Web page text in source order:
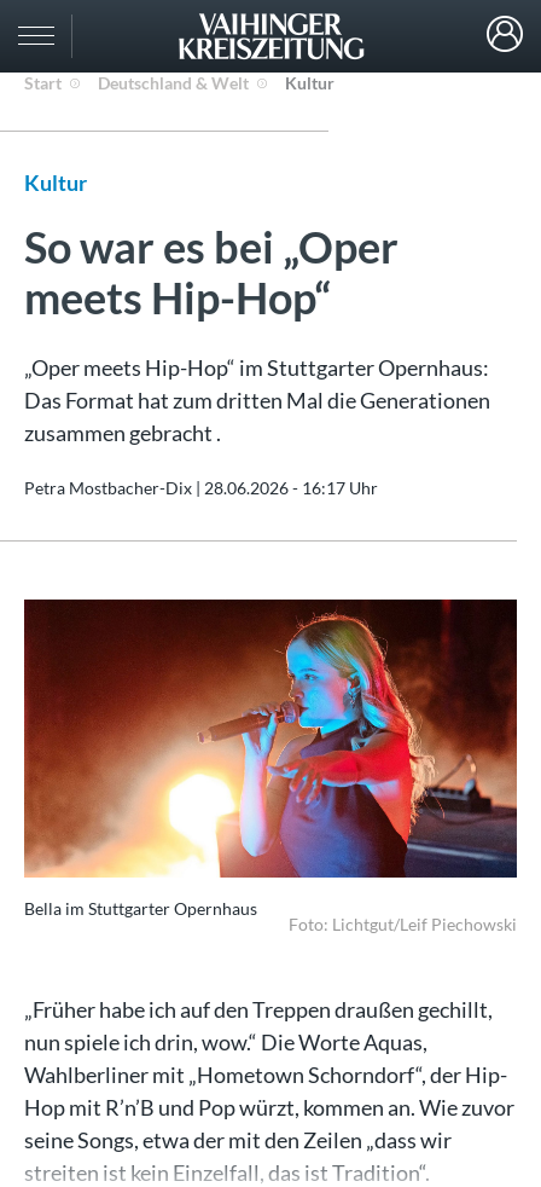
Start Deutschland & Welt Kultur
Kultur
So war es bei „Oper
meets Hip-Hop“
„Oper meets Hip-Hop“ im Stuttgarter Opernhaus:
Das Format hat zum dritten Mal die Generationen
zusammen gebracht .
Petra Mostbacher-Dix | 28.06.2026 - 16:17 Uhr
Bella im Stuttgarter Opernhaus
Foto: Lichtgut/Leif Piechowski
„Früher habe ich auf den Treppen draußen gechillt,
nun spiele ich drin, wow.“ Die Worte Aquas,
Wahlberliner mit „Hometown Schorndorf“, der Hip-
Hop mit R’n’B und Pop würzt, kommen an. Wie zuvor
seine Songs, etwa der mit den Zeilen „dass wir
streiten ist kein Einzelfall, das ist Tradition“.